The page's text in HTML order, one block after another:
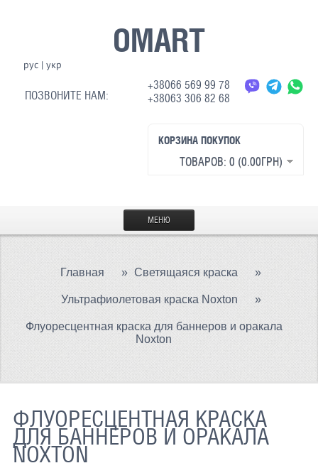
OMART
рус| укр
ПОЗВОНИТЕ НАМ:
+38066 569 99 78
+38063 306 82 68
КОРЗИНА ПОКУПОК
ТОВАРОВ: 0 (0.00ГРН)
МЕНЮ
МАТЕРИАЛЫ
СВЕТООТРАЖАЮЩАЯ ТКАНЬ
ТЕРМОХРОМНАЯ ТКАНЬ
СВЕТООТРАЖАЮЩИЕ ДОРОЖНЫЕ ЗНАКИ
Главная » Светящаяся краска »
Ультрафиолетовая краска Noxton »
Флуоресцентная краска для баннеров и оракала
Noxton
ФЛУОРЕСЦЕНТНАЯ КРАСКА
ДЛЯ БАННЕРОВ И ОРАКАЛА
NOXTON